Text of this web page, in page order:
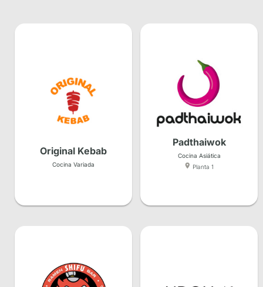
Original Kebab
Cocina Variada
Padthaiwok
Cocina Asiática
Planta 1